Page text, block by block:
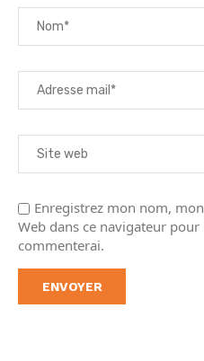
Enregistrez mon nom,
Web dans ce navigateur
commenterai.